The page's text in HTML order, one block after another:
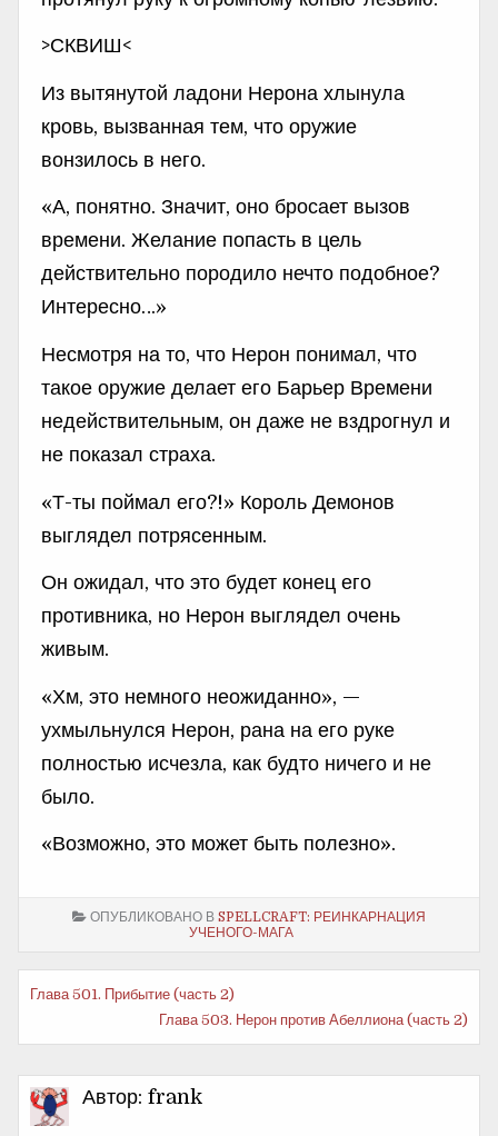
>СКВИШ<
Из вытянутой ладони Нерона хлынула
кровь, вызванная тем, что оружие
вонзилось в него.
«А, понятно. Значит, оно бросает вызов
времени. Желание попасть в цель
действительно породило нечто подобное?
Интересно…»
Несмотря на то, что Нерон понимал, что
такое оружие делает его Барьер Времени
недействительным, он даже не вздрогнул и
не показал страха.
«Т-ты поймал его?!» Король Демонов
выглядел потрясенным.
Он ожидал, что это будет конец его
противника, но Нерон выглядел очень
живым.
«Хм, это немного неожиданно», —
ухмыльнулся Нерон, рана на его руке
полностью исчезла, как будто ничего и не
было.
«Возможно, это может быть полезно».
ОПУБЛИКОВАНО В SPELLCRAFT: РЕИНКАРНАЦИЯ
УЧЕНОГО-МАГА
Еще
Глава 501. Прибытие (часть 2)
Глава 503. Нерон против Абеллиона (часть 2)
Автор:frank